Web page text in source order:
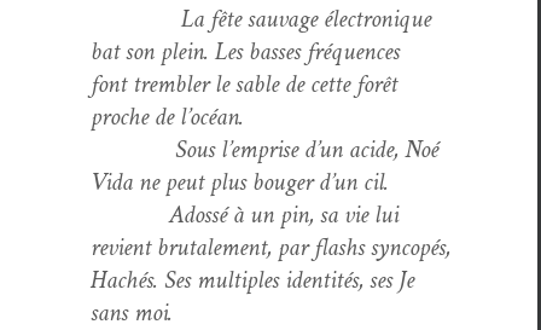
La fête sauvage élec­tron­ique
bat son plein. Les bass­es fréquences
font trem­bler le sable de cette forêt
proche de l’océan.
Sous l’emprise d’un acide, Noé
Vida ne peut plus bouger d’un cil.
Adossé à un pin, sa vie lui
revient bru­tale­ment, par flashs syncopés,
Hachés. Ses mul­ti­ples iden­tités, ses Je
sans moi.